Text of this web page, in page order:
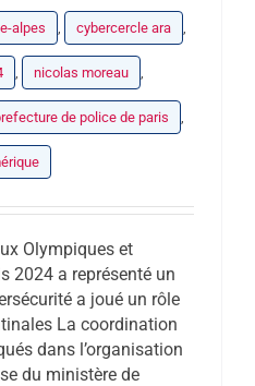
alpes , cybercercle ara ,
, nicolas moreau ,
de police de paris ,
Olympiques et
2024 a représenté un
a joué un rôle
La coordination
dans l’organisation
du ministère de